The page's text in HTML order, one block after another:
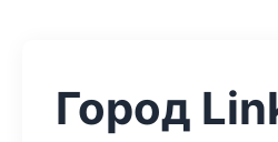
Город